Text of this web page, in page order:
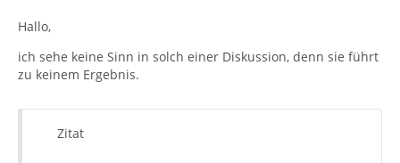
Hallo,
ich sehe keine Sinn in solch einer Diskussion, denn sie führt
zu keinem Ergebnis.
Zitat